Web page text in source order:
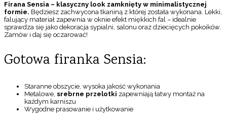
Firana Sensia – klasyczny look zamknięty w minimalistycznej
formie. Będziesz zachwycona tkaniną z której została wykonana. Lekki,
falujący materiał zapewnia w oknie efekt miękkich fal – idealnie
sprawdza się jako dekoracja sypialni, salonu oraz dziecięcych pokoików.
Zamów i daj się oczarować!
Gotowa firanka Sensia:
Staranne obszycie, wysoka jakość wykonania
Metalowe, srebrne przelotki zapewniają łatwy montaż na
każdym karniszu
Wygodne prasowanie i użytkowanie